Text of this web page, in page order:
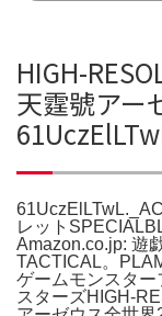
HIGH-
天霆號アー
レット
Amazon.co.jp: 遊
TACTICAL。
ゲームモンスタ
スターズHIGH-